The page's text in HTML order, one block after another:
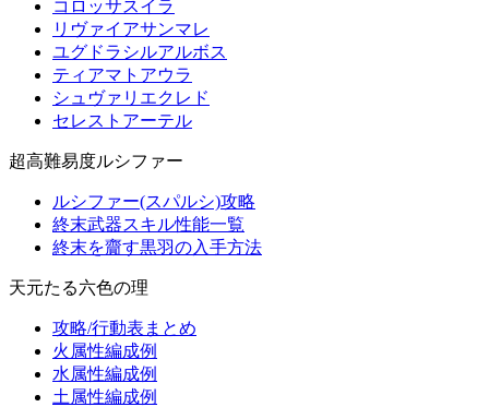
コロッサスイラ
リヴァイアサンマレ
ユグドラシルアルボス
ティアマトアウラ
シュヴァリエクレド
セレストアーテル
超高難易度ルシファー
ルシファー(スパルシ)攻略
終末武器スキル性能一覧
終末を齎す黒羽の入手方法
天元たる六色の理
攻略/行動表まとめ
火属性編成例
水属性編成例
土属性編成例